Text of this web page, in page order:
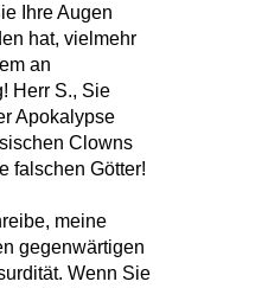
Ihre Augen
hat, vielmehr
an
Herr S., Sie
Apokalypse
Clowns
falschen Götter!
meine
gegenwärtigen
Wenn Sie